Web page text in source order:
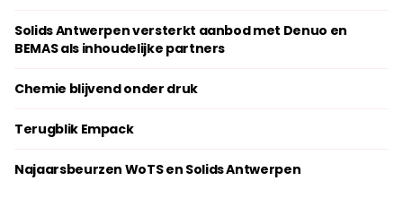
Solids Antwerpen versterkt aanbod met Denuo en
BEMAS als inhoudelijke partners
Chemie blijvend onder druk
Terugblik Empack
Najaarsbeurzen WoTS en Solids Antwerpen